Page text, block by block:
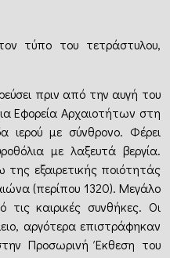
τύπο του τετράστυλου,
πριν από την αυγή του
Εφορεία Αρχαιοτήτων στη
ιερού με σύνθρονο. Φέρει
με λαξευτά βεργία.
της εξαιρετικής ποιότητάς
(περίπου 1320). Μεγάλο
καιρικές συνθήκες. Οι
αργότερα επιστράφηκαν
Προσωρινή Έκθεση του